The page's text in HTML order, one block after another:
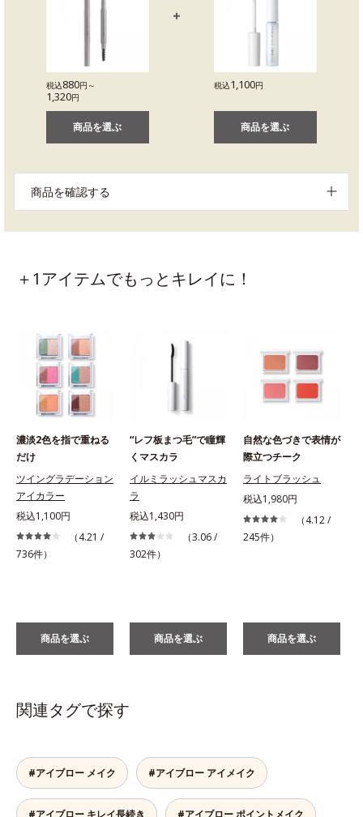
税込880円～
1,320円
商品を選ぶ
税込1,100円
商品を選ぶ
商品を確認する
＋1アイテムでもっとキレイに！
濃淡2色を指で重ねる
だけ
ツイングラデーション
アイカラー
税込1,100円
（4.21 /
736件）
商品を選ぶ
“レフ板まつ毛”で瞳輝
くマスカラ
イルミラッシュマスカ
ラ
税込1,430円
（3.06 /
302件）
商品を選ぶ
自然な色づきで表情が
際立つチーク
ライトブラッシュ
税込1,980円
（4.12 /
245件）
商品を選ぶ
関連タグで探す
#アイブロー メイク #アイブロー アイメイク
#アイブロー キレイ長続き #アイブロー ポイントメイク